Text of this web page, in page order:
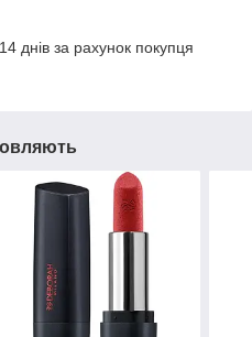
днів за рахунок покупця